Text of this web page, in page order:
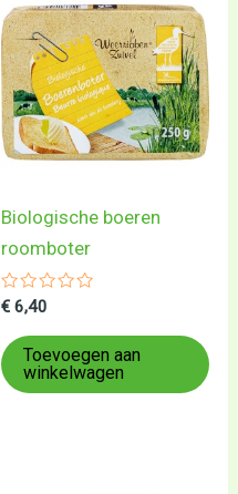
Biologische boeren
roomboter
Gewaardeerd
uit
5
€ 6,40
Toevoegen aan
winkelwagen